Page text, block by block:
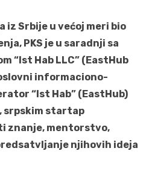
iz Srbije u većoj meri bio
PKS je u saradnji sa
“Ist Hab LLC” (EastHub
informaciono-
“Ist Hab” (EastHub)
srpskim startap
znanje, mentorstvo,
njihovih ideja